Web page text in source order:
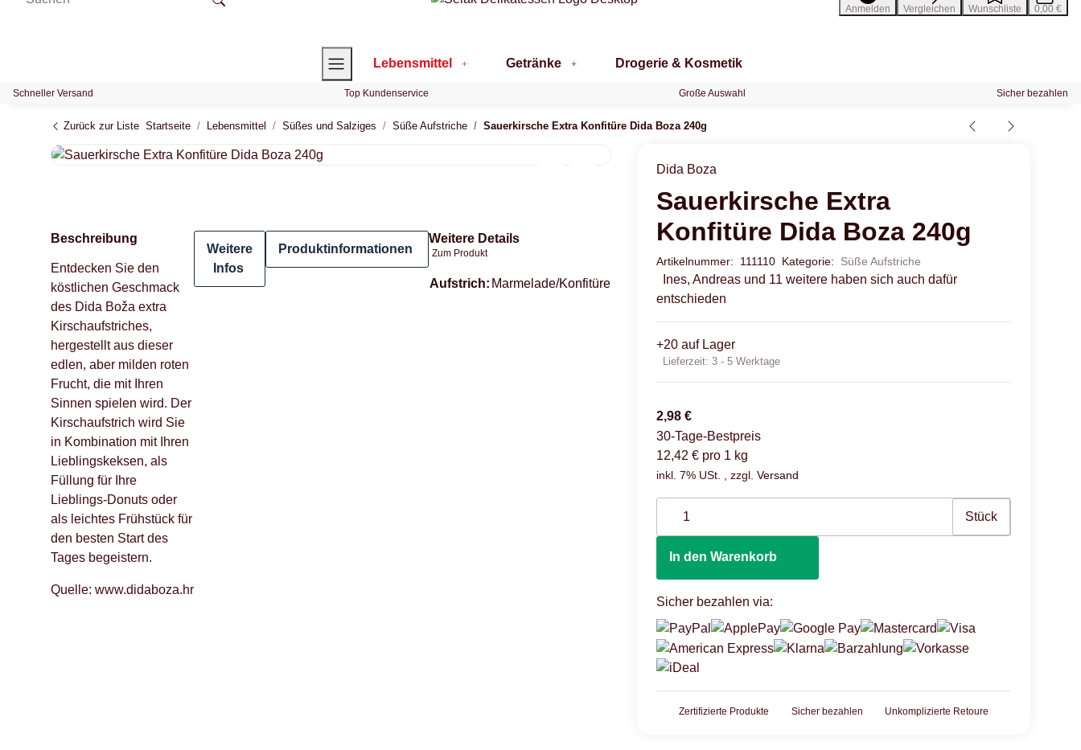
Anmelden Vergleichen Wunschliste 0,00 €
Lebensmittel Getränke Drogerie & Kosmetik
Schneller Versand Top Kundenservice Große Auswahl Sicher bezahlen
Zurück zur Liste Startseite Lebensmittel Süßes und Salziges Süße Aufstriche Sauerkirsche Extra Konfitüre Dida Boza 240g
Dida Boza
Sauerkirsche Extra
Konfitüre Dida Boza 240g
Artikelnummer: 111110 Kategorie: Süße Aufstriche
Ines, Andreas und 11 weitere haben sich auch dafür
entschieden
+20 auf Lager
Lieferzeit:3 - 5 Werktage
2,98 €
30-Tage-Bestpreis
12,42 € pro 1 kg
inkl. 7% USt. , zzgl.Versand
Stück
In den Warenkorb
Sicher bezahlen via:
Zertifizierte Produkte Sicher bezahlen Unkomplizierte Retoure
Beschreibung
Entdecken Sie den
köstlichen Geschmack
des Dida Boža extra
Kirschaufstriches,
hergestellt aus dieser
edlen, aber milden roten
Frucht, die mit Ihren
Sinnen spielen wird. Der
Kirschaufstrich wird Sie
in Kombination mit Ihren
Lieblingskeksen, als
Füllung für Ihre
Lieblings-Donuts oder
als leichtes Frühstück für
den besten Start des
Tages begeistern.
Quelle: www.didaboza.hr
Weitere
Infos
Produktinformationen
Weitere Details
Zum Produkt
Produkteigenschaft
Wert
Aufstrich: Marmelade/Konfitüre